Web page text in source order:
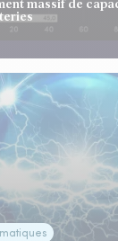
massif de